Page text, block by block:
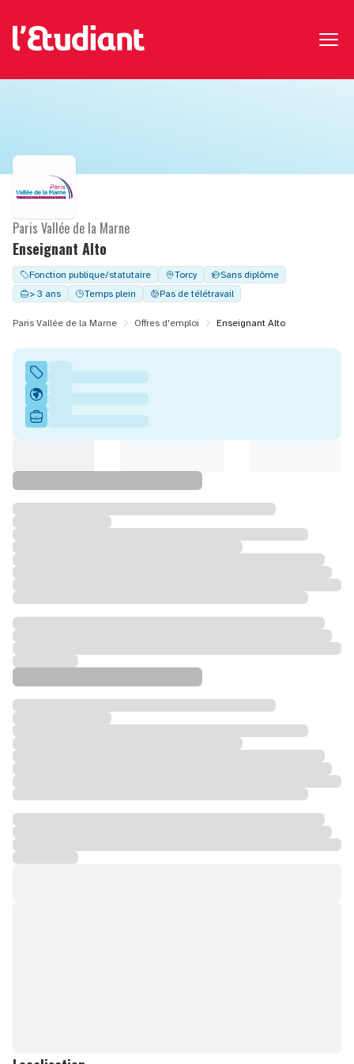
Enseignant Alto
Paris Vallée de la Marne
Fonction publique/statutaire Torcy
Sans diplôme
> 3 ans
Temps plein Pas de télétravail
Paris Vallée de la Marne Offres d'emploi Enseignant Alto